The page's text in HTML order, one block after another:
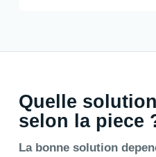
Quelle
selon la piece
La bonne solution